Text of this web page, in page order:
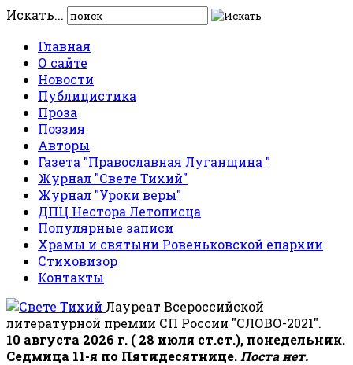
Искать...
Главная
О сайте
Новости
Публицистика
Проза
Поэзия
Авторы
Газета "Православная Луганщина "
Журнал "Свете Тихий"
Журнал "Уроки веры"
ДПЦ Нестора Летописца
Популярные записи
Храмы и святыни Ровеньковской епархии
Стиховизор
Контакты
Лауреат Всероссийской
литературной премии СП России "СЛОВО-2021".
10 августа 2026 г. ( 28 июля ст.ст.), понедельник.
Седмица 11-я по Пятидесятнице. Поста нет.